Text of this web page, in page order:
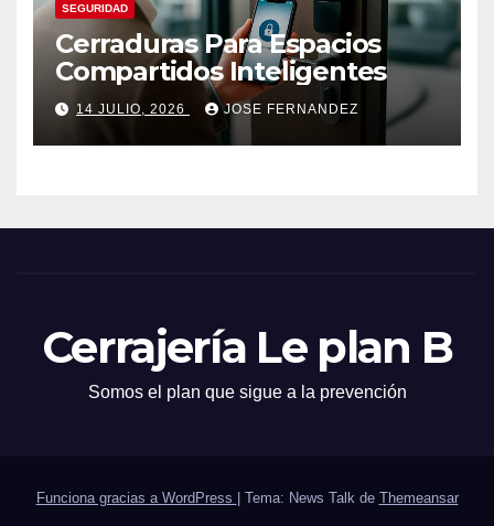
SEGURIDAD
Cerraduras Para Espacios
Compartidos Inteligentes
14 JULIO, 2026 JOSE FERNANDEZ
Cerrajería Le plan B
Somos el plan que sigue a la prevención
Funciona gracias a WordPress | Tema: News Talk de Themeansar